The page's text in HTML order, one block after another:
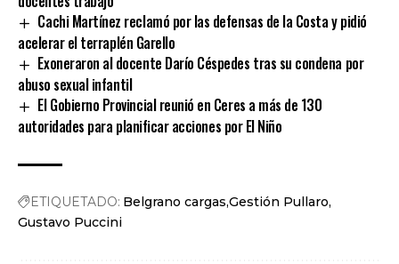
Cachi Martínez reclamó por las defensas de la Costa y pidió
acelerar el terraplén Garello
Exoneraron al docente Darío Céspedes tras su condena por
abuso sexual infantil
El Gobierno Provincial reunió en Ceres a más de 130
autoridades para planificar acciones por El Niño
ETIQUETADO: Belgrano cargas Gestión Pullaro
Gustavo Puccini